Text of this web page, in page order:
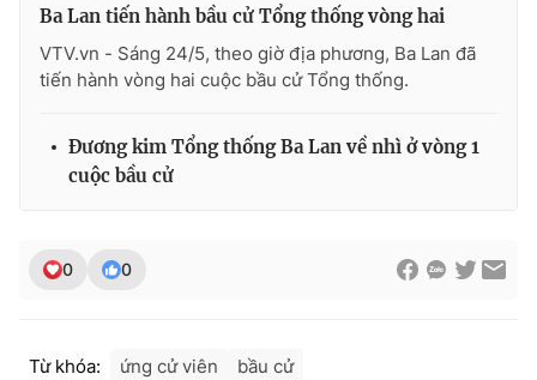
VTV Money VTV Thể thao
VTV Sức khoẻ Bất động sản
Thị trường 24h Tấm lòng Việt
Liên hệ tòa soạn English
Ba Lan tiến hành bầu cử Tổng thống vòng hai
VTV.vn - Sáng 24/5, theo giờ địa phương, Ba Lan đã
tiến hành vòng hai cuộc bầu cử Tổng thống.
Đương kim Tổng thống Ba Lan về nhì ở vòng 1
cuộc bầu cử
0 0
Từ khóa: ứng cử viên bầu cử